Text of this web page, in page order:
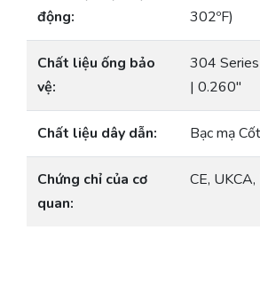
động:
302ºF)
Chất liệu ống bảo
vệ:
304
| 0.260″
Chất liệu dây dẫn: Bạc mạ
Chứng chỉ của cơ
quan:
CE,